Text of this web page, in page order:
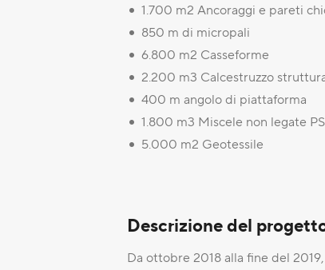
1.700 m2 Ancoraggi e pareti
850 m di micropali
6.800 m2 Casseforme
2.200 m3 Calcestruzzo
400 m angolo di piattaforma
1.800 m3 Miscele non legate
5.000 m2 Geotessile
Descrizione del
Da ottobre 2018 alla fine del